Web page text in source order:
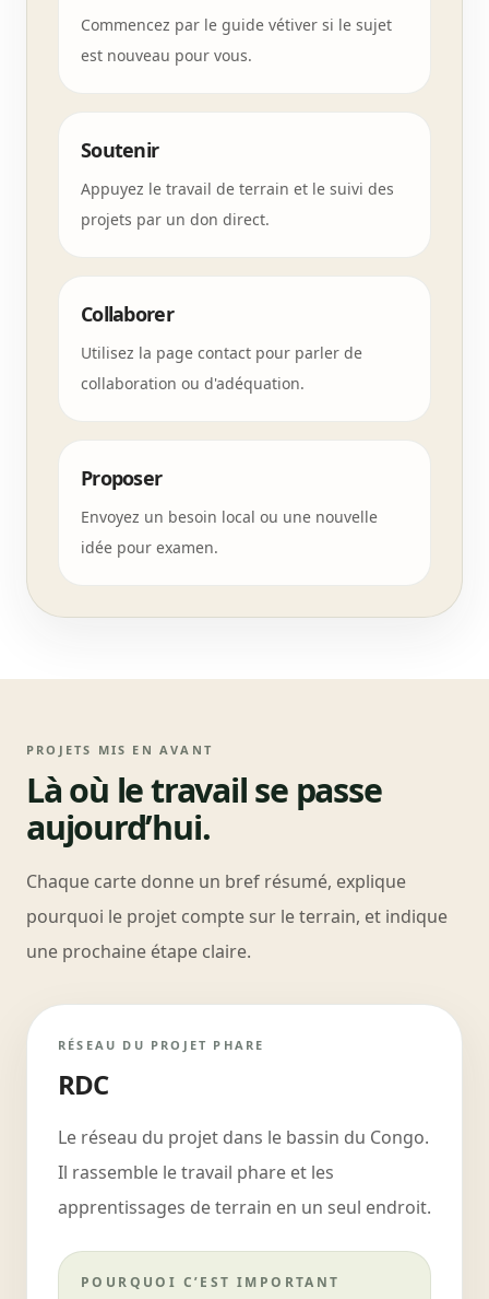
Commencez par le guide vétiver si le sujet
est nouveau pour vous.
Soutenir
Appuyez le travail de terrain et le suivi des
projets par un don direct.
Collaborer
Utilisez la page contact pour parler de
collaboration ou d'adéquation.
Proposer
Envoyez un besoin local ou une nouvelle
idée pour examen.
PROJETS MIS EN AVANT
Là où le travail se passe
aujourd’hui.
Chaque carte donne un bref résumé, explique
pourquoi le projet compte sur le terrain, et indique
une prochaine étape claire.
RÉSEAU DU PROJET PHARE
RDC
Le réseau du projet dans le bassin du Congo.
Il rassemble le travail phare et les
apprentissages de terrain en un seul endroit.
POURQUOI C’EST IMPORTANT